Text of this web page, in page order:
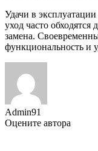
Удачи в
уход часто
замена.
функциональность и
Admin91
Оцените автора